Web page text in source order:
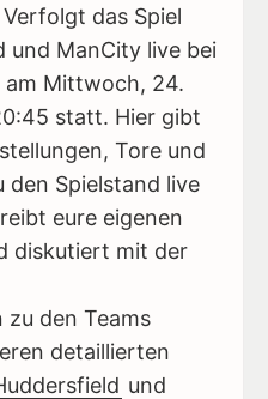
das Spiel
und ManCity live bei
am Mittwoch, 24.
statt. Hier gibt
Tore und
Spielstand live
eure eigenen
diskutiert mit der
den Teams
detaillierten
und